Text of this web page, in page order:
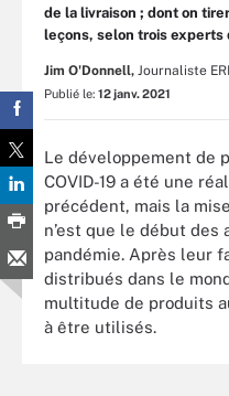
de la livraison ; dont on
leçons, selon trois experts
Jim O'Donnell, Journaliste
Publié le: 12 janv. 2021
Le développement de
COVID-19 a été une
précédent, mais la
n’est que le début
pandémie. Après leur
distribués dans le
multitude de produits
à être utilisés.